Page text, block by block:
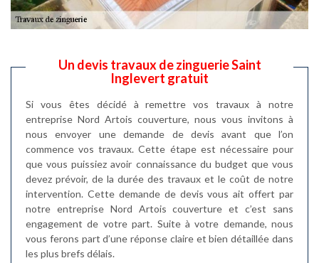
Un devis travaux de zinguerie Saint
Inglevert gratuit
Si vous êtes décidé à remettre vos travaux à notre
entreprise Nord Artois couverture, nous vous invitons à
nous envoyer une demande de devis avant que l’on
commence vos travaux. Cette étape est nécessaire pour
que vous puissiez avoir connaissance du budget que vous
devez prévoir, de la durée des travaux et le coût de notre
intervention. Cette demande de devis vous ait offert par
notre entreprise Nord Artois couverture et c’est sans
engagement de votre part. Suite à votre demande, nous
vous ferons part d’une réponse claire et bien détaillée dans
les plus brefs délais.